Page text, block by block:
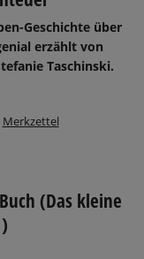
Geschichte über
erzählt von
Taschinski.
In den Warenkorb
Merkzettel
(Das kleine